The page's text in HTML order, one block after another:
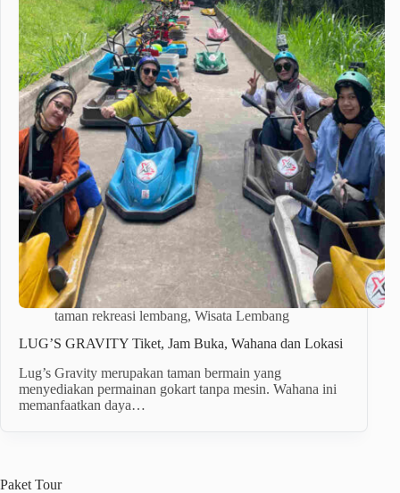
taman rekreasi lembang, Wisata Lembang
LUG’S GRAVITY Tiket, Jam Buka, Wahana dan Lokasi
Lug’s Gravity merupakan taman bermain yang
menyediakan permainan gokart tanpa mesin. Wahana ini
memanfaatkan daya…
Paket Tour